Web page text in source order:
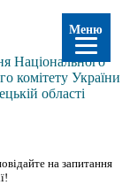
Національного
комітету України
області
на запитання
Меню